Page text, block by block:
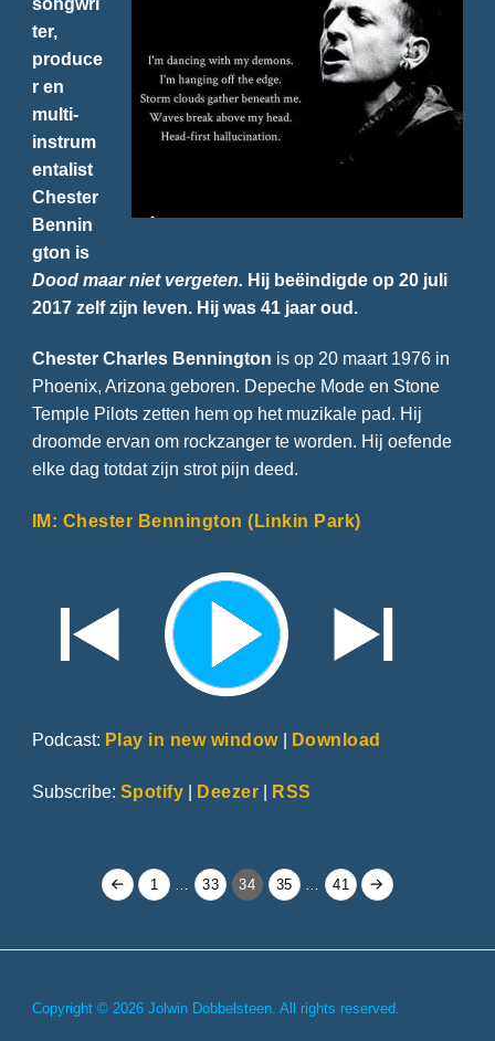
ter,
produce
r en
multi-
instrum
entalist
Chester
Bennin
gton is
Dood maar niet vergeten. Hij beëindigde op 20 juli
2017 zelf zijn leven. Hij was 41 jaar oud.
Chester Charles Bennington is op 20 maart 1976 in
Phoenix, Arizona geboren. Depeche Mode en Stone
Temple Pilots zetten hem op het muzikale pad. Hij
droomde ervan om rockzanger te worden. Hij oefende
elke dag totdat zijn strot pijn deed.
IM: Chester Bennington (Linkin Park)
Podcast: Play in new window| Download
Subscribe: Spotify | Deezer | RSS
Berichten
Page
1 … Page
33 Page
34 Page
35 … Page
41
Copyright © 2026 Jolwin Dobbelsteen. All rights reserved.